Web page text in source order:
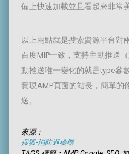
備上快速加載並且看起來非常
以上兩點就是搜索資源平台對
百度MIP一致，支持主動推送
動推送唯一變化的就是type參
實現AMP頁面的站長，簡單的
送。
來源：
搜狐-消防巡檢櫃